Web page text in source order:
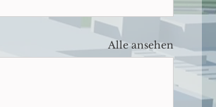
Alle ansehen